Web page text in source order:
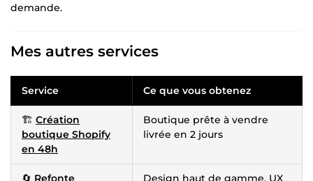
demande.
Mes autres services
Service Ce que vous obtenez
🏗️ Création
boutique Shopify
en 48h
Boutique prête à vendre
livrée en 2 jours
🔄 Refonte Design haut de gamme, UX